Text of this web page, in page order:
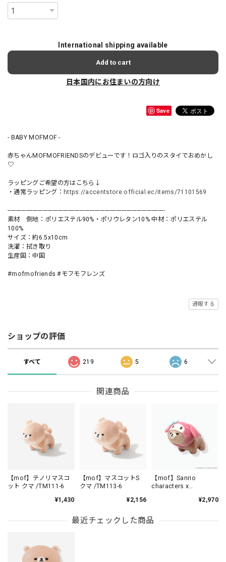
International shipping available
Add to cart
日本国内にお住まいの方向け
Save
- BABY MOFMOF -
赤ちゃんMOFMOFRIENDSのデビューです！ロゴ入りのスタイでおめかし
♡
ラッピングご希望の方はこちら↓
・通常ラッピング： https://accentstore.official.ec/items/71101569
----------------------------------------------------------------------------------------------
素材 側地：ポリエステル90%・ポリウレタン10% 中材：ポリエステル
100%
サイズ：約6.5x10cm
洗濯：拭き取り
生産国：中国
#mofmofriends #モフモフレンズ
通報する
ショップの評価
すべて 219 5 6
関連商品
【mof】テノリマスコ
ット クマ /TM111-6
¥1,430
【mof】マスコットS
クマ /TM113-6
¥2,156
【mof】Sanrio
characters x
しテノリマスコット
MFS001-6
¥2,970
最近チェックした商品